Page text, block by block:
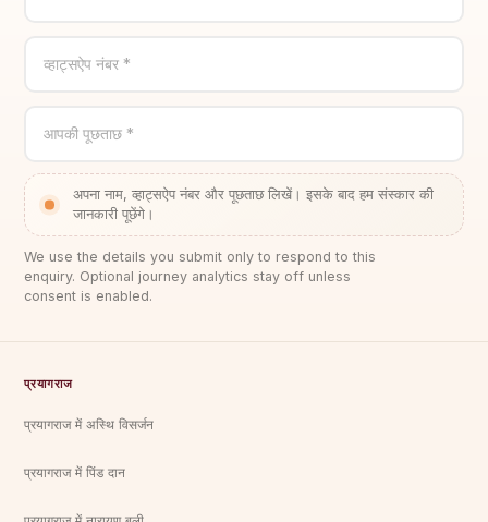
व्हाट्सऐप नंबर *
आपकी पूछताछ *
अपना नाम, व्हाट्सऐप नंबर और पूछताछ लिखें। इसके बाद हम संस्कार की
जानकारी पूछेंगे।
We use the details you submit only to respond to this
enquiry. Optional journey analytics stay off unless
consent is enabled.
प्रयागराज
प्रयागराज में अस्थि विसर्जन
प्रयागराज में पिंड दान